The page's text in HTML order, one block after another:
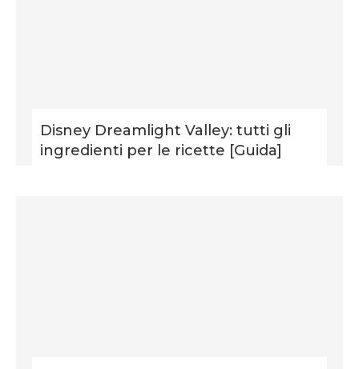
Disney Dreamlight Valley: tutti gli
ingredienti per le ricette [Guida]